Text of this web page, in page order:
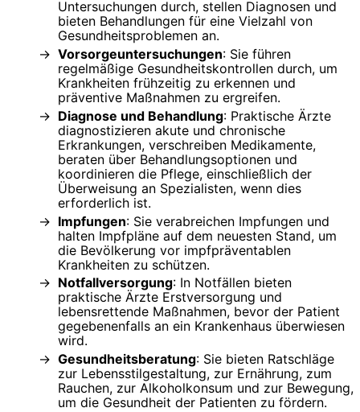
Untersuchungen durch, stellen Diagnosen und
bieten Behandlungen für eine Vielzahl von
Gesundheitsproblemen an.
Vorsorgeuntersuchungen: Sie führen
regelmäßige Gesundheitskontrollen durch, um
Krankheiten frühzeitig zu erkennen und
präventive Maßnahmen zu ergreifen.
Diagnose und Behandlung: Praktische Ärzte
diagnostizieren akute und chronische
Erkrankungen, verschreiben Medikamente,
beraten über Behandlungsoptionen und
koordinieren die Pflege, einschließlich der
Überweisung an Spezialisten, wenn dies
erforderlich ist.
Impfungen: Sie verabreichen Impfungen und
halten Impfpläne auf dem neuesten Stand, um
die Bevölkerung vor impfpräventablen
Krankheiten zu schützen.
Notfallversorgung: In Notfällen bieten
praktische Ärzte Erstversorgung und
lebensrettende Maßnahmen, bevor der Patient
gegebenenfalls an ein Krankenhaus überwiesen
wird.
Gesundheitsberatung: Sie bieten Ratschläge
zur Lebensstilgestaltung, zur Ernährung, zum
Rauchen, zur Alkoholkonsum und zur Bewegung,
um die Gesundheit der Patienten zu fördern.